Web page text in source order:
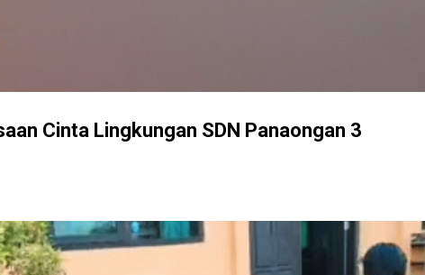
Cinta Lingkungan SDN Panaongan 3